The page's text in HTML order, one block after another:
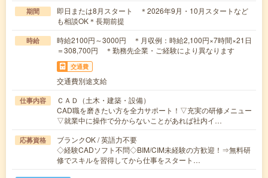
期間
即日または8月スタート ＊2026年9月・10月スタートなど
も相談OK＊長期前提
時給
時給2100円～3000円 ＊月収例：時給2,100円×7時間×21日
＝308,700円 ＊勤務先企業・ご経験により異なります
交通費
交通費別途支給
仕事内容
ＣＡＤ（土木・建築・設備）
CAD職を磨きたい方を全力サポート！▽充実の研修メニュー
▽就業中に操作で分からないことがあれば社内イ…
応募資格
ブランクOK / 英語力不要
◇経験CADソフト不問◇BIM/CIM未経験の方歓迎！⇒無料研
修でスキルを習得してから仕事をスタート…